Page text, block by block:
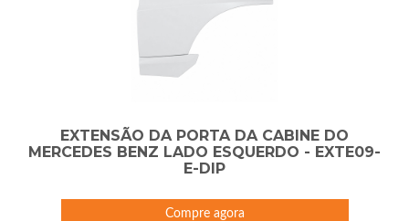
EXTENSÃO DA PORTA DA CABINE DO
MERCEDES BENZ LADO ESQUERDO - EXTE09-
E-DIP
Compre agora